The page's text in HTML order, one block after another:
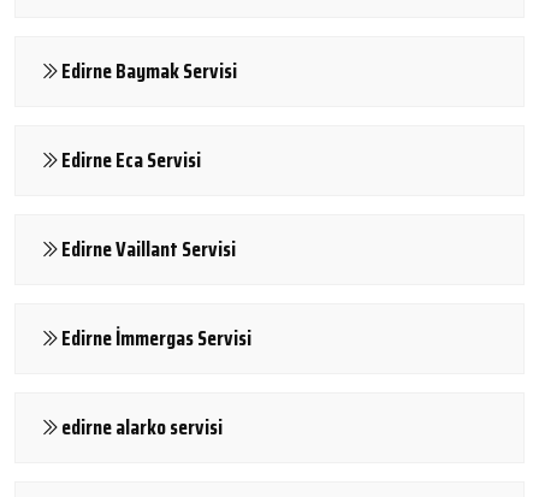
Edirne Baymak Servisi
Edirne Eca Servisi
Edirne Vaillant Servisi
Edirne İmmergas Servisi
edirne alarko servisi